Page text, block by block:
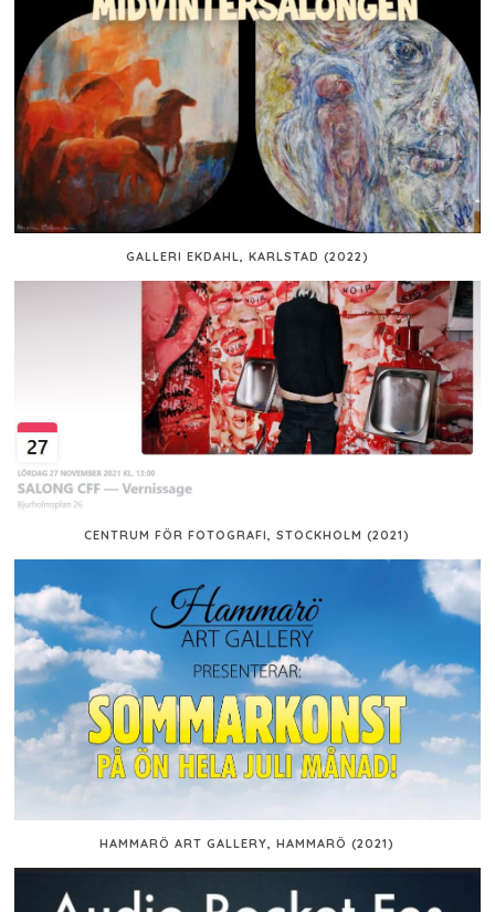
GALLERI EKDAHL, KARLSTAD (2022)
CENTRUM FÖR FOTOGRAFI, STOCKHOLM (2021)
HAMMARÖ ART GALLERY, HAMMARÖ (2021)